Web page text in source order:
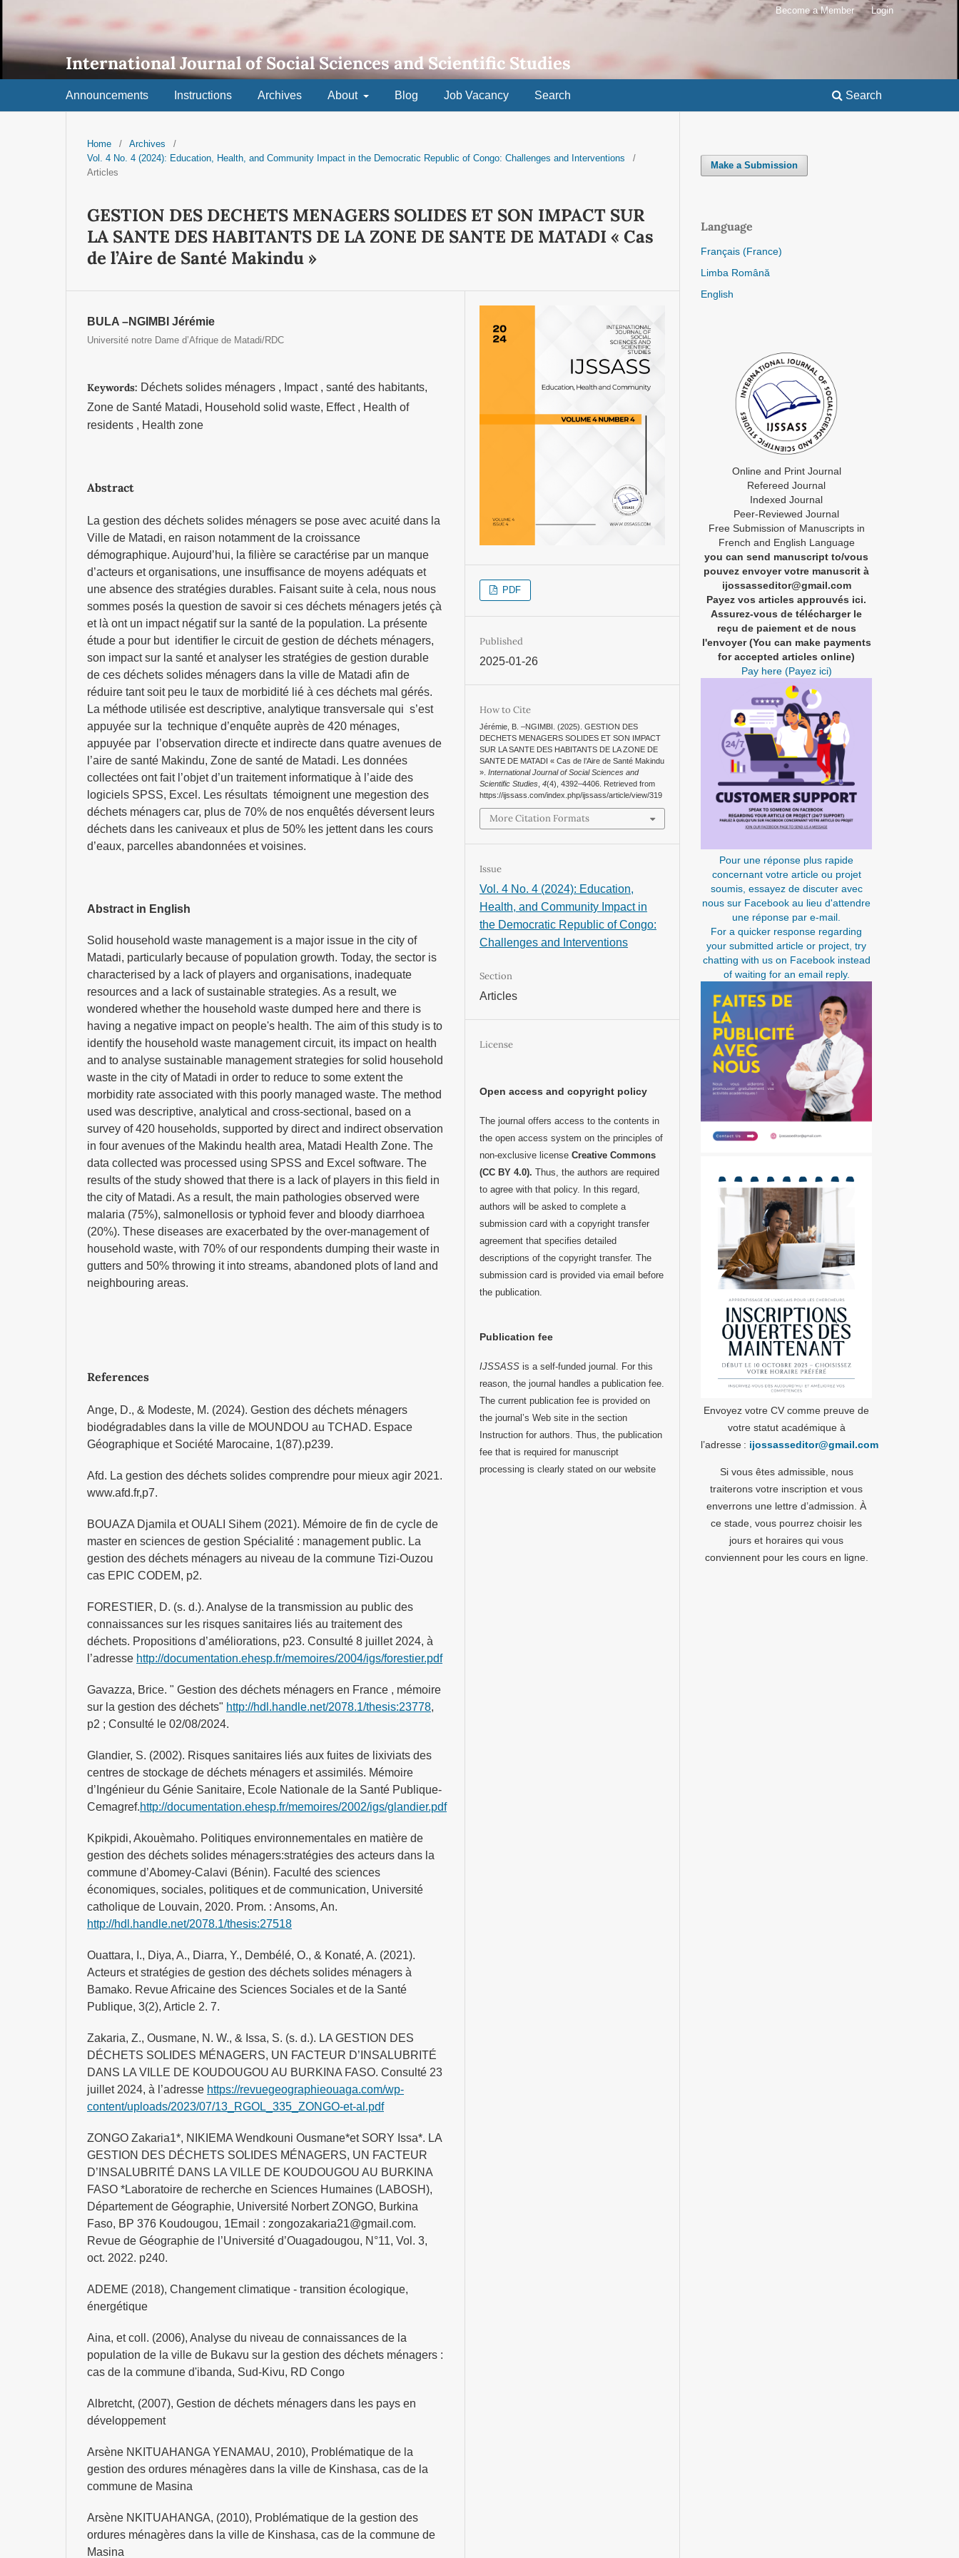
International Journal of Social Sciences and Scientific Studies
Announcements Instructions Archives About Blog Job Vacancy Search Search
Become a Member Login
Home / Archives
/
Vol. 4 No. 4 (2024): Education, Health, and Community Impact in the Democratic Republic of Congo: Challenges and Interventions
/
Articles
GESTION DES DECHETS MENAGERS SOLIDES ET SON IMPACT SUR
LA SANTE DES HABITANTS DE LA ZONE DE SANTE DE MATADI « Cas
de l’Aire de Santé Makindu »
BULA –NGIMBI Jérémie
Université notre Dame d’Afrique de Matadi/RDC
Keywords: Déchets solides ménagers , Impact , santé des habitants,
Zone de Santé Matadi, Household solid waste, Effect , Health of
residents , Health zone
Abstract
La gestion des déchets solides ménagers se pose avec acuité dans la
Ville de Matadi, en raison notamment de la croissance
démographique. Aujourd’hui, la filière se caractérise par un manque
d’acteurs et organisations, une insuffisance de moyens adéquats et
une absence des stratégies durables. Faisant suite à cela, nous nous
sommes posés la question de savoir si ces déchets ménagers jetés çà
et là ont un impact négatif sur la santé de la population. La présente
étude a pour but identifier le circuit de gestion de déchets ménagers,
son impact sur la santé et analyser les stratégies de gestion durable
de ces déchets solides ménagers dans la ville de Matadi afin de
réduire tant soit peu le taux de morbidité lié à ces déchets mal gérés.
La méthode utilisée est descriptive, analytique transversale qui s’est
appuyée sur la technique d’enquête auprès de 420 ménages,
appuyée par l’observation directe et indirecte dans quatre avenues de
l’aire de santé Makindu, Zone de santé de Matadi. Les données
collectées ont fait l’objet d’un traitement informatique à l’aide des
logiciels SPSS, Excel. Les résultats témoignent une megestion des
déchets ménagers car, plus de 70% de nos enquêtés déversent leurs
déchets dans les caniveaux et plus de 50% les jettent dans les cours
d’eaux, parcelles abandonnées et voisines.
Abstract in English
Solid household waste management is a major issue in the city of
Matadi, particularly because of population growth. Today, the sector is
characterised by a lack of players and organisations, inadequate
resources and a lack of sustainable strategies. As a result, we
wondered whether the household waste dumped here and there is
having a negative impact on people's health. The aim of this study is to
identify the household waste management circuit, its impact on health
and to analyse sustainable management strategies for solid household
waste in the city of Matadi in order to reduce to some extent the
morbidity rate associated with this poorly managed waste. The method
used was descriptive, analytical and cross-sectional, based on a
survey of 420 households, supported by direct and indirect observation
in four avenues of the Makindu health area, Matadi Health Zone. The
data collected was processed using SPSS and Excel software. The
results of the study showed that there is a lack of players in this field in
the city of Matadi. As a result, the main pathologies observed were
malaria (75%), salmonellosis or typhoid fever and bloody diarrhoea
(20%). These diseases are exacerbated by the over-management of
household waste, with 70% of our respondents dumping their waste in
gutters and 50% throwing it into streams, abandoned plots of land and
neighbouring areas.
References
Ange, D., & Modeste, M. (2024). Gestion des déchets ménagers
biodégradables dans la ville de MOUNDOU au TCHAD. Espace
Géographique et Société Marocaine, 1(87).p239.
Afd. La gestion des déchets solides comprendre pour mieux agir 2021.
www.afd.fr,p7.
BOUAZA Djamila et OUALI Sihem (2021). Mémoire de fin de cycle de
master en sciences de gestion Spécialité : management public. La
gestion des déchets ménagers au niveau de la commune Tizi-Ouzou
cas EPIC CODEM, p2.
FORESTIER, D. (s. d.). Analyse de la transmission au public des
connaissances sur les risques sanitaires liés au traitement des
déchets. Propositions d’améliorations, p23. Consulté 8 juillet 2024, à
l’adresse http://documentation.ehesp.fr/memoires/2004/igs/forestier.pdf
Gavazza, Brice. " Gestion des déchets ménagers en France , mémoire
sur la gestion des déchets" http://hdl.handle.net/2078.1/thesis:23778,
p2 ; Consulté le 02/08/2024.
Glandier, S. (2002). Risques sanitaires liés aux fuites de lixiviats des
centres de stockage de déchets ménagers et assimilés. Mémoire
d’Ingénieur du Génie Sanitaire, Ecole Nationale de la Santé Publique-
Cemagref.http://documentation.ehesp.fr/memoires/2002/igs/glandier.pdf
Kpikpidi, Akouèmaho. Politiques environnementales en matière de
gestion des déchets solides ménagers:stratégies des acteurs dans la
commune d’Abomey-Calavi (Bénin). Faculté des sciences
économiques, sociales, politiques et de communication, Université
catholique de Louvain, 2020. Prom. : Ansoms, An.
http://hdl.handle.net/2078.1/thesis:27518
Ouattara, I., Diya, A., Diarra, Y., Dembélé, O., & Konaté, A. (2021).
Acteurs et stratégies de gestion des déchets solides ménagers à
Bamako. Revue Africaine des Sciences Sociales et de la Santé
Publique, 3(2), Article 2. 7.
Zakaria, Z., Ousmane, N. W., & Issa, S. (s. d.). LA GESTION DES
DÉCHETS SOLIDES MÉNAGERS, UN FACTEUR D’INSALUBRITÉ
DANS LA VILLE DE KOUDOUGOU AU BURKINA FASO. Consulté 23
juillet 2024, à l’adresse https://revuegeographieouaga.com/wp-
content/uploads/2023/07/13_RGOL_335_ZONGO-et-al.pdf
ZONGO Zakaria1*, NIKIEMA Wendkouni Ousmane*et SORY Issa*. LA
GESTION DES DÉCHETS SOLIDES MÉNAGERS, UN FACTEUR
D’INSALUBRITÉ DANS LA VILLE DE KOUDOUGOU AU BURKINA
FASO *Laboratoire de recherche en Sciences Humaines (LABOSH),
Département de Géographie, Université Norbert ZONGO, Burkina
Faso, BP 376 Koudougou, 1Email : zongozakaria21@gmail.com.
Revue de Géographie de l’Université d’Ouagadougou, N°11, Vol. 3,
oct. 2022. p240.
ADEME (2018), Changement climatique - transition écologique,
énergétique
Aina, et coll. (2006), Analyse du niveau de connaissances de la
population de la ville de Bukavu sur la gestion des déchets ménagers :
cas de la commune d'ibanda, Sud-Kivu, RD Congo
Albretcht, (2007), Gestion de déchets ménagers dans les pays en
développement
Arsène NKITUAHANGA YENAMAU, 2010), Problématique de la
gestion des ordures ménagères dans la ville de Kinshasa, cas de la
commune de Masina
Arsène NKITUAHANGA, (2010), Problématique de la gestion des
ordures ménagères dans la ville de Kinshasa, cas de la commune de
Masina
PDF
Published
2025-01-26
How to Cite
Jérémie, B. –NGIMBI. (2025). GESTION DES
DECHETS MENAGERS SOLIDES ET SON IMPACT
SUR LA SANTE DES HABITANTS DE LA ZONE DE
SANTE DE MATADI « Cas de l’Aire de Santé Makindu
».International Journal of Social Sciences and
Scientific Studies ,4(4), 4392–4406. Retrieved from
https://ijssass.com/index.php/ijssass/article/view/319
More Citation Formats
Issue
Vol. 4 No. 4 (2024): Education,
Health, and Community Impact in
the Democratic Republic of Congo:
Challenges and Interventions
Section
Articles
License
Open access and copyright policy
The journal offers access to the contents in
the open access system on the principles of
non-exclusive licenseCreative Commons
(CC BY 4.0). Thus, the authors are required
to agree with that policy. In this regard,
authors will be asked to complete a
submission card with a copyright transfer
agreement that specifies detailed
descriptions of the copyright transfer. The
submission card is provided via email before
the publication.
Publication fee
IJSSASS is a self-funded journal. For this
reason, the journal handles a publication fee.
The current publication fee is provided on
the journal’s Web site in the section
Instruction for authors. Thus, the publication
fee that is required for manuscript
processing is clearly stated on our website
Make a Submission
Language
Français (France)
Limba Română
English
Online and Print Journal
Refereed Journal
Indexed Journal
Peer-Reviewed Journal
Free Submission of Manuscripts in
French and English Language
you can send manuscript to/vous
pouvez envoyer votre manuscrit à
ijossasseditor@gmail.com
Payez vos articles approuvés ici.
Assurez-vous de télécharger le
reçu de paiement et de nous
l'envoyer (You can make payments
for accepted articles online)
Pay here (Payez ici)
Pour une réponse plus rapide
concernant votre article ou projet
soumis, essayez de discuter avec
nous sur Facebook au lieu d'attendre
une réponse par e-mail.
For a quicker response regarding
your submitted article or project, try
chatting with us on Facebook instead
of waiting for an email reply.
Envoyez votre CV comme preuve de
votre statut académique à
l’adresse : ijossasseditor@gmail.com
Si vous êtes admissible, nous
traiterons votre inscription et vous
enverrons une lettre d’admission. À
ce stade, vous pourrez choisir les
jours et horaires qui vous
conviennent pour les cours en ligne.